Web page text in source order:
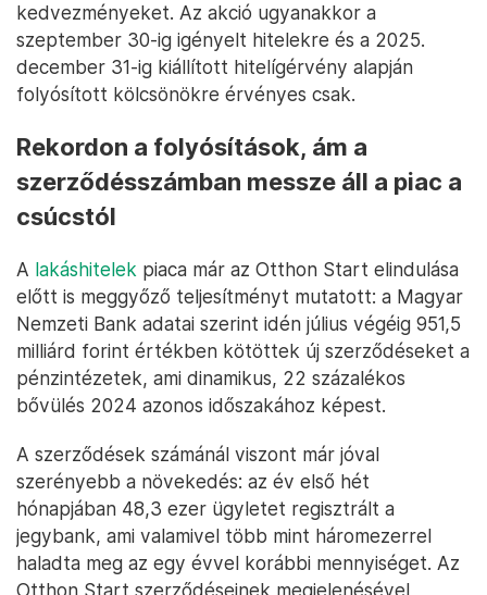
kedvezményeket. Az akció ugyanakkor a
szeptember 30-ig igényelt hitelekre és a 2025.
december 31-ig kiállított hitelígérvény alapján
folyósított kölcsönökre érvényes csak.
Rekordon a folyósítások, ám a
szerződésszámban messze áll a piac a
csúcstól
A lakáshitelek piaca már az Otthon Start elindulása
előtt is meggyőző teljesítményt mutatott: a Magyar
Nemzeti Bank adatai szerint idén július végéig 951,5
milliárd forint értékben kötöttek új szerződéseket a
pénzintézetek, ami dinamikus, 22 százalékos
bővülés 2024 azonos időszakához képest.
A szerződések számánál viszont már jóval
szerényebb a növekedés: az év első hét
hónapjában 48,3 ezer ügyletet regisztrált a
jegybank, ami valamivel több mint háromezerrel
haladta meg az egy évvel korábbi mennyiséget. Az
Otthon Start szerződéseinek megjelenésével